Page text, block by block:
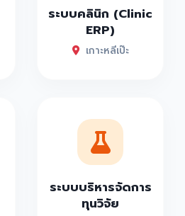
ระบบคลินิก (Clinic
ERP)
เกาะหลีเป๊ะ
ระบบบริหารจัดการ
ทุนวิจัย